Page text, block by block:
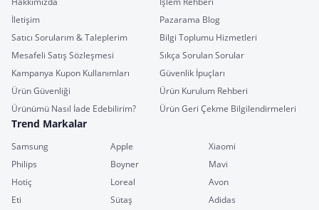
İletişim
Pazarama Blog
Satıcı Sorularım & Taleplerim
Bilgi Toplumu Hizmetleri
Mesafeli Satış Sözleşmesi
Sıkça Sorulan Sorular
Kampanya Kupon Kullanımları
Güvenlik İpuçları
Ürün Güvenliği
Ürün Kurulum Rehberi
Ürünümü Nasıl İade Edebilirim?
Ürün Geri Çekme Bilgilendirmeleri
Trend Markalar
Samsung Apple
Xiaomi
Philips
Boyner
Mavi
Hotiç
Loreal
Avon
Eti
Sütaş
Adidas